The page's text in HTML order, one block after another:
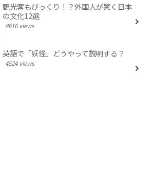
観光客もびっくり！？外国人が驚く日本
の文化12選
8616 views
英語で「妖怪」どうやって説明する？
4524 views